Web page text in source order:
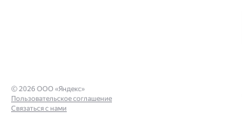
© 2026 ООО «Яндекс»
Пользовательское соглашение
Связаться с нами